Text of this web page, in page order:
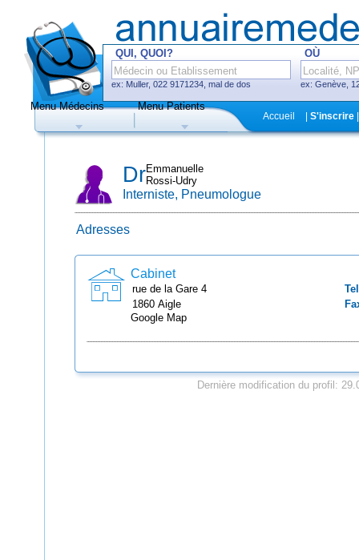
QUI, QUOI?
ex: Muller, 022 9171234, mal de dos
OÙ
ex: Genève,
Hôpitaux, cliniques
de prise de rendez-vous en ligne
Menu Médecins Menu Patients
Accueil S'inscrire|
DrEmmanuelle
Rossi-Udry
Interniste, Pneumologue
Adresses
Cabinet
rue de la Gare 4
1860 Aigle
Google Map
Dernière modification du profil: